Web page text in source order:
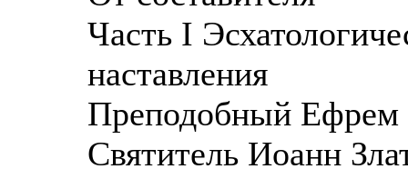
Часть I
наставления
Преподобный Ефрем
Святитель Иоанн